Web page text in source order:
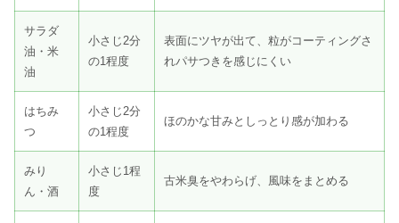
サラダ
油・米
油
小さじ2分
の1程度
表面にツヤが出て、粒がコーティングさ
れパサつきを感じにくい
はちみ
つ
小さじ2分
の1程度
ほのかな甘みとしっとり感が加わる
みり
ん・酒
小さじ1程
度
古米臭をやわらげ、風味をまとめる